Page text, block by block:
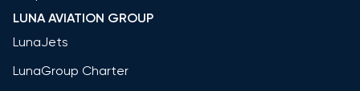
LUNA AVIATION GROUP
LunaJets
LunaGroup Charter